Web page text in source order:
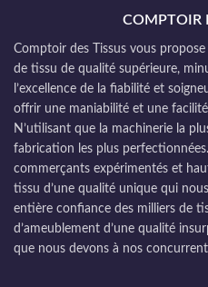
COMPTOIR
Comptoir des Tissus vous
de tissu de qualité supérieure,
l’excellence de la fiabilité et
offrir une maniabilité et une
N’utilisant que la machinerie la
fabrication les plus
commerçants expérimentés et
tissu d’une qualité unique qui
entière confiance des milliers de
d’ameublement d’une qualité
que nous devons à nos